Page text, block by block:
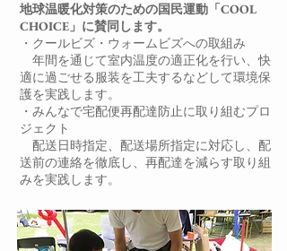
地球温暖化対策のための国民運動「COOL
CHOICE」に賛同します。
・クールビズ・ウォームビズへの取組み
年間を通じて室内温度の適正化を行い、快
適に過ごせる服装を工夫するなどして環境保
護を実践します。
・みんなで宅配便再配達防止に取り組むプロ
ジェクト
配送日時指定、配送場所指定に対応し、配
送前の連絡を徹底し、再配達を減らす取り組
みを実践します。